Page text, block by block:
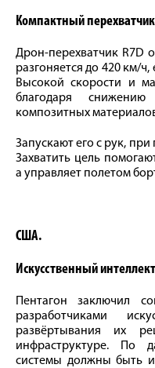
Компактный
Дрон-перехватчик R7D
разгоняется до 420 км/ч,
Высокой скорости и
благодаря
композитных
Запускают его с рук,
Захватить цель
а управляет полетом
США.
Искусственный
Пентагон заключил
разработчиками
развёртывания их
инфраструктуре. По
системы должны быть